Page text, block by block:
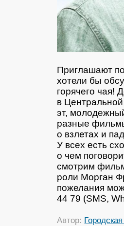
Приглашают
хотели бы
горячего чая!
в
эт,
разные
о взлетах и
У всех есть
о чем
смотрим
роли Морган
пожелания
44 79 (SMS,
Автор: